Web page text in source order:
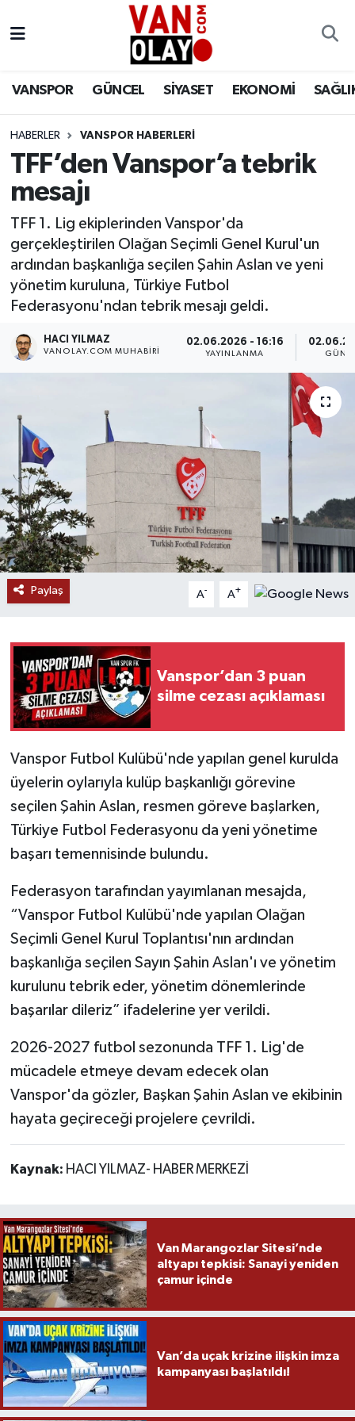
VANSPOR GÜNCEL SİYASET EKONOMİ
HABERLER VANSPOR HABERLERİ
TFF’den Vanspor’a tebrik
mesajı
TFF 1. Lig ekiplerinden Vanspor'da
gerçekleştirilen Olağan Seçimli Genel Kurul'un
ardından başkanlığa seçilen Şahin Aslan ve yeni
yönetim kuruluna, Türkiye Futbol
Federasyonu'ndan tebrik mesajı geldi.
HACI YILMAZ
VANOLAY.COM MUHABIRI
02.06.2026 - 16:16
YAYINLANMA
Paylaş A- A+
Vanspor’dan 3 puan
silme cezası açıklaması
Vanspor Futbol Kulübü'nde yapılan genel kurulda
üyelerin oylarıyla kulüp başkanlığı görevine
seçilen Şahin Aslan, resmen göreve başlarken,
Türkiye Futbol Federasyonu da yeni yönetime
başarı temennisinde bulundu.
Federasyon tarafından yayımlanan mesajda,
“Vanspor Futbol Kulübü'nde yapılan Olağan
Seçimli Genel Kurul Toplantısı'nın ardından
başkanlığa seçilen Sayın Şahin Aslan'ı ve yönetim
kurulunu tebrik eder, yönetim dönemlerinde
başarılar dileriz” ifadelerine yer verildi.
2026-2027 futbol sezonunda TFF 1. Lig'de
mücadele etmeye devam edecek olan
Vanspor'da gözler, Başkan Şahin Aslan ve ekibinin
hayata geçireceği projelere çevrildi.
Kaynak: HACI YILMAZ- HABER MERKEZİ
Van Marangozlar Sitesi’nde
altyapı tepkisi: Sanayi yeniden
çamur içinde
Van’da uçak krizine ilişkin imza
kampanyası başlatıldı!
Siyaset
Ekonomi
Sağlık
Eğitim
Bilim & Teknoloji
Dünya
Van Nöbetçi Eczaneler
Van Namaz Vakitleri
Van Trafik Yoğunluk Haritası
Süper Lig Puan Durumu ve Fikstür
Tüm Manşetler
Son Dakika Haberleri
Haber Arşivi